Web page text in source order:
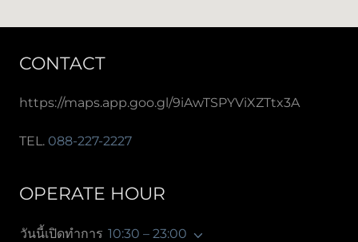
CONTACT
https://maps.app.goo.gl/9iAwTSPYViXZTtx3A
TEL. 088-227-2227
OPERATE HOUR
วันนี้เปิดทำการ 10:30 – 23:00